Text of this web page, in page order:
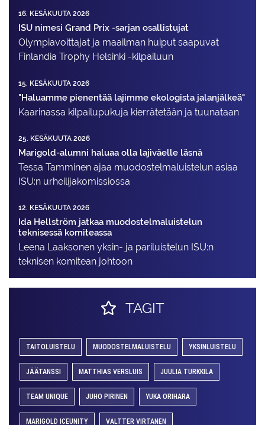
16. KESÄKUUTA 2026
ISU nimesi Grand Prix -sarjan osallistujat
Olympiavoittajat ja maailman huiput saapuvat
Finlandia Trophy Helsinki -kilpailuun
15. KESÄKUUTA 2026
"Haluamme pienentää lajimme ekologista jalanjälkeä"
Kaarinassa kilpailupukuja kierrätetään ja tuunataan
25. KESÄKUUTA 2026
Marigold-alumni haluaa olla lajiväelle läsnä
Tessa Tamminen ajaa muodostelma­luistelun asiaa
ISU:n urheilija­komissiossa
12. KESÄKUUTA 2026
Ida Hellström jatkaa muodostelmaluistelun
teknisessä komiteassa
Leena Laaksonen yksin- ja pariluistelun ISU:n
teknisen komitean johtoon
TAGIT
TAITOLUISTELU MUODOSTELMALUISTELU YKSINLUISTELU
JÄÄTANSSI MATTHIAS VERSLUIS JUULIA TURKKILA
TEAM UNIQUE JUHO PIRINEN YUKA ORIHARA
MARIGOLD ICEUNITY VALTTER VIRTANEN